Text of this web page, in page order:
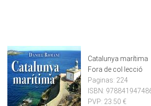
Catalunya marítima
Fora de col·lecció
Paginas: 224
ISBN:
PVP: 23.50 €